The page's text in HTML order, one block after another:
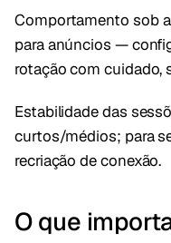
Comportamento sob
para anúncios —
rotação com cuidado,
Estabilidade das
curtos/médios; para
recriação de conexão.
O que